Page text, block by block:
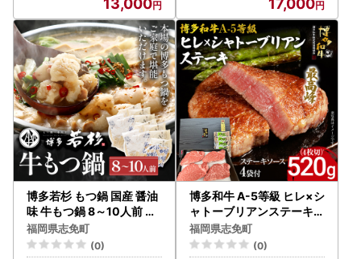
博多若杉 もつ鍋 国産 醤油
味 牛もつ鍋 8～10人前 ち
ゃんぽん麺
福岡県志免町
(0)
博多和牛 A-5等級 ヒレ×シ
ャトーブリアンステーキ5
20g（4枚切）ステーキソ
ース4袋付
福岡県志免町
(0)